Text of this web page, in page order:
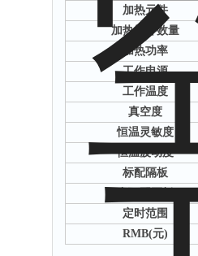
加热元件
加热元件数量
加热功率
工作电源
工作温度
真空度
恒温灵敏度
恒温波动度
标配隔板
定时范围
RMB(元)